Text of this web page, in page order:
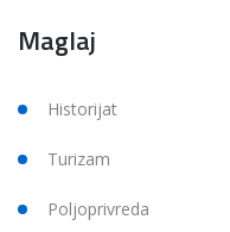
Maglaj
Historijat
Turizam
Poljoprivreda